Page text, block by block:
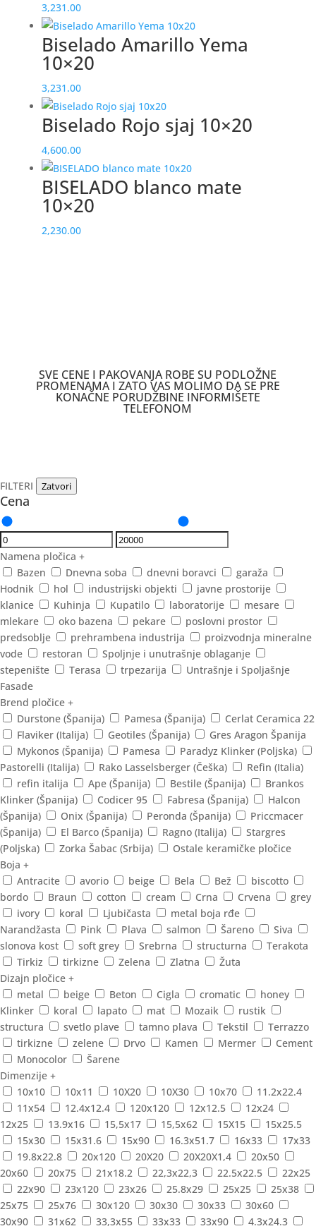
3,231.00
Biselado Amarillo Yema
10×20
3,231.00
Biselado Rojo sjaj 10×20
4,600.00
BISELADO blanco mate
10×20
2,230.00
SVE CENE I PAKOVANJA ROBE SU PODLOŽNE
PROMENAMA I ZATO VAS MOLIMO DA SE PRE
KONAČNE PORUDŽBINE INFORMIŠETE
TELEFONOM
FILTERI Zatvori
Cena
Namena pločica +
Bazen
Dnevna soba dnevni boravci
garaža
Hodnik
hol industrijski objekti
javne prostorije
klanice
Kuhinja Kupatilo laboratorije
mesare
mlekare
oko bazena pekare
poslovni prostor
predsoblje
prehrambena industrija
proizvodnja mineralne
vode
restoran
Spoljnje i unutrašnje oblaganje
stepenište
Terasa trpezarija
Untrašnje i Spoljašnje
Fasade
Brend pločice +
Durstone (Španija)
Pamesa (Španija)
Cerlat Ceramica 22
Flaviker (Italija)
Geotiles (Španija)
Gres Aragon Španija
Mykonos (Španija)
Pamesa
Paradyz Klinker (Poljska)
Pastorelli (Italija)
Rako Lasselsberger (Češka)
Refin (Italia)
refin italija
Ape (Španija) Bestile (Španija)
Brankos
Klinker (Španija)
Codicer 95 Fabresa (Španija)
Halcon
(Španija)
Onix (Španija) Peronda (Španija)
Priccmacer
(Španija)
El Barco (Španija) Ragno (Italija)
Stargres
(Poljska)
Zorka Šabac (Srbija)
Ostale keramičke pločice
Boja +
Antracite
avorio beige Bela Bež
biscotto
bordo
Braun cotton cream Crna Crvena
grey
ivory
koral Ljubičasta
metal boja rđe
Narandžasta
Pink Plava salmon Šareno
Siva
slonova kost
soft grey Srebrna structurna
Terakota
Tirkiz
tirkizne Zelena Zlatna
Žuta
Dizajn pločice +
metal
beige Beton Cigla cromatic
honey
Klinker
koral lapato mat Mozaik
rustik
structura
svetlo plave tamno plava Tekstil
Terrazzo
tirkizne
zelene Drvo Kamen Mermer
Cement
Monocolor
Šarene
Dimenzije +
10x10
10x11 10X20 10X30 10x70
11.2x22.4
11x54
12.4x12.4 120x120 12x12.5
12x24
12x25
13.9x16 15,5x17 15,5x62 15X15
15x25.5
15x30
15x31.6 15x90 16.3x51.7 16x33
17x33
19.8x22.8
20x120 20X20 20X20X1,4
20x50
20x60
20x75 21x18.2 22,3x22,3 22.5x22.5
22x25
22x90
23x120 23x26 25.8x29 25x25
25x38
25x75
25x76 30x120 30x30 30x33
30x60
30x90
31x62 33,3x55 33x33 33x90 4.3x24.3